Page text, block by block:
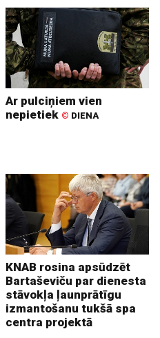
Ar pulciņiem vien
nepietiek © DIENA
KNAB rosina apsūdzēt
Bartaševiču par dienesta
stāvokļa ļaunprātīgu
izmantošanu tukšā spa
centra projektā